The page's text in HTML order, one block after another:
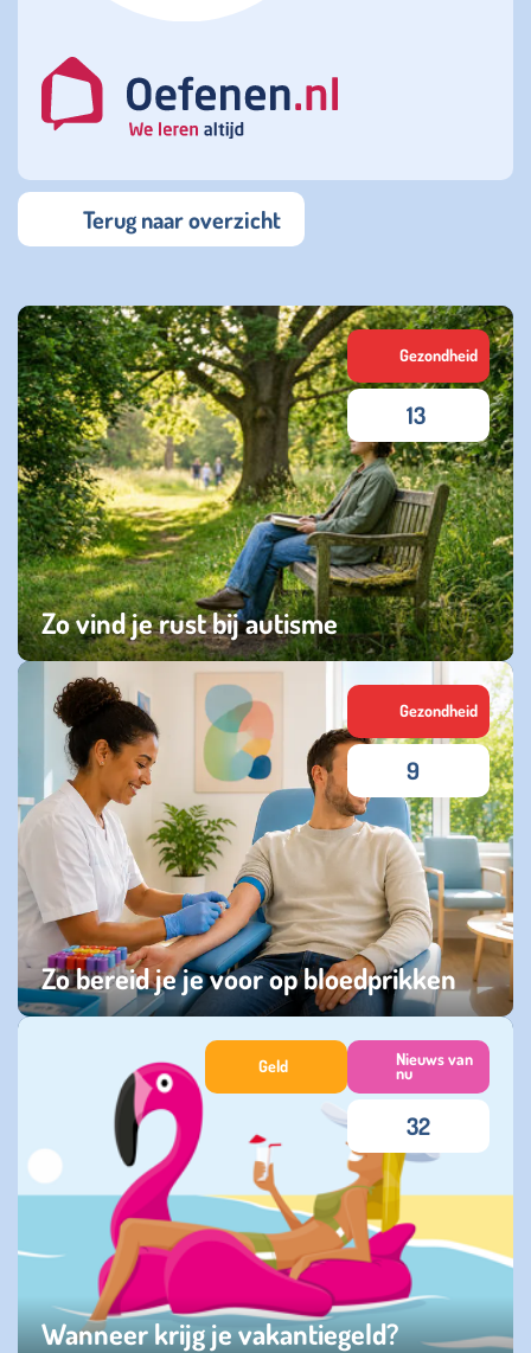
Terug naar overzicht
Zo vind je rust bij autisme
donderdag 23 juli 2026
Gezondheid
13
Zo bereid je je voor op bloedprikken
dinsdag 21 juli 2026
Gezondheid
9
Wanneer krijg je vakantiegeld?
Geld Nieuws van
nu
32